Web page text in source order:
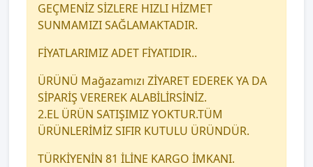
GEÇMENİZ SİZLERE HIZLI HİZMET
SUNMAMIZI SAĞLAMAKTADIR.
FİYATLARIMIZ ADET FİYATIDIR..
ÜRÜNÜ Mağazamızı ZİYARET EDEREK YA DA
SİPARİŞ VEREREK ALABİLİRSİNİZ.
2.EL ÜRÜN SATIŞIMIZ YOKTUR.TÜM
ÜRÜNLERİMİZ SIFIR KUTULU ÜRÜNDÜR.
TÜRKİYENİN 81 İLİNE KARGO İMKANI.